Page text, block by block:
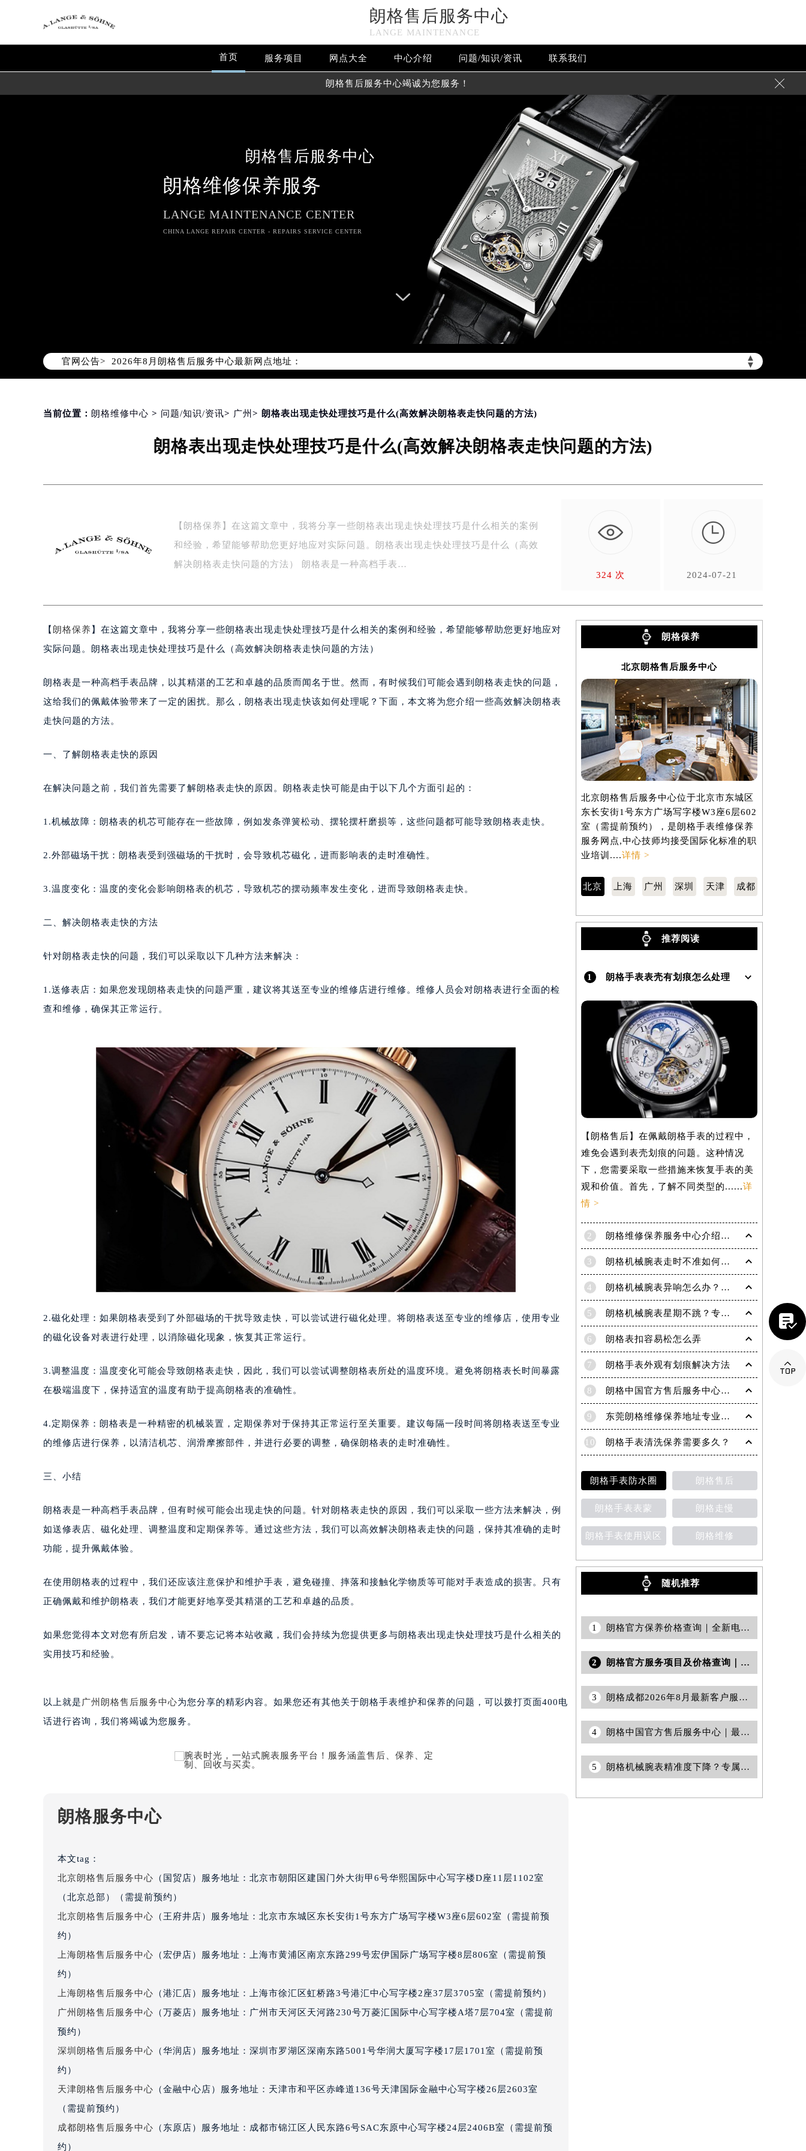
朗格售后服务中心
LANGE MAINTENANCE
首页 服务项目 网点大全 中心介绍 问题/知识/资讯 联系我们
朗格售后服务中心竭诚为您服务！ 
朗格售后服务中心
朗格维修保养服务
LANGE MAINTENANCE CENTER
CHINA LANGE REPAIR CENTER - REPAIRS SERVICE CENTER
官网公告> ▲
▼
朗格官方全国统一服务热线400-609-9509，服务覆盖中国大陆、香港、澳门、台湾全部区域（非大陆需加拨“+86”）
北京市朝阳区建国门外大街甲6号华熙国际中心写字楼D座11层1102室（北京总部）（需提前预约）
北京市东城区东长安街1号东方广场写字楼W3座6层602室（需提前预约）
上海市徐汇区虹桥路3号港汇中心写字楼2座37层3705室（需提前预约）
南京市秦淮区中山南路1号（新街口）南京中心写字楼22层C1-1室（需提前预约）
泰州市海陵区永定东路399号置地商务中心东塔写字楼（华润万象城）17层1706室（需提前预约）
宁波市江北区大闸南路500号来福士广场办公楼20层2009室（需提前预约）
杭州市上城区钱江路1366号华润大厦写字楼A座5层503-5室（需提前预约）
南昌市红谷滩新区红谷中大道998号绿地双子塔（中央广场）A1座办公楼14层07室（需提前预约）
济南市历下区经十路11111号华润中心写字楼（万象城）15层1508室（需提前预约）
广州市越秀区环市东路371-375号世界贸易中心大厦南塔写字楼15层07室（需提前预约）
深圳市罗湖区深南东路5001号华润大厦写字楼17层1701室（需提前预约）
福州市鼓楼区五四路128-1号恒力城写字楼15层03室（需提前预约）
重庆市江北区观音桥步行街2号融恒时代广场写字楼9层902室（需提前预约）
郑州市二七区铭功路10号华润大厦写字楼29层2905室（需提前预约）
沈阳市沈河区中街路137号亨得利名表服务中心（品牌授权店）1层整层（需提前预约）
乌鲁木齐市天山区红山路26号时代广场（CCMALL）C座17层17-B（需提前预约）
哈尔滨市道里区友谊西路600号富力中心T2座写字楼29层03室（需提前预约）
佛山市禅城区季华五路57号万科金融中心C座12层1205室（需提前预约）
无锡市梁溪区人民中路139号恒隆广场写字楼1座11层1104室（需提前预约）
苏州市苏州工业园区星港街199号苏州中心办公楼C座22层08室（需提前预约）
南宁市青秀区金湖路59号地王大厦12楼1224室（需提前预约）
合肥市蜀山区潜山路111号万象城华润大厦B座12楼03室（需提前预约）
泉州市丰泽区宝洲路729号浦西万达中心写字楼A座7楼709室（需提前预约）
青岛市南区山东路6号华润大厦B座22层04室（需提前预约）
烟台市芝罘区胜利路139号万达金融中心A座907室（需提前预约）
长春市朝阳区西安大路727号中银大厦A座(旺进大厦)18层09室（需提前预约）
贵阳市南明区都司高架桥路33号亨特国际金融中心14楼14D（需提前预约）
昆明市盘龙区北京路928号同德昆明广场写字楼10层06室（需提前预约）
石家庄市长安区中山东路39号勒泰中心写字楼B座13层07室（需提前预约）
西安市碑林区南关正街88号华侨城长安国际中心E座6楼10室（需提前预约）
海口市龙华区金贸东路5号海口华润大厦B座17层1707室（需提前预约）
唐山市路南区新华东道100号万达广场写字楼A座10层1002室（需提前预约）
台州市椒江区东海大道1800号腾达中心东1幢20楼2002室（需提前预约）
内蒙古自治区呼和浩特市玉泉区大学西街70号华润万象城写字楼（鄂尔多斯大厦）23层2326室（需提前预约）
甘肃省兰州市七里河区西津西路16号兰州中心写字楼21层2102室（需提前预约）
黑龙江省大庆市萨尔图区会战大街朗格售后服务中心（需提前预约）
黑龙江省鹤岗市向阳区红军路朗格售后服务中心（需提前预约）
黑龙江省鸡西市鸡冠区红军路朗格售后服务中心（需提前预约）
黑龙江省佳木斯市向阳区长安路朗格售后服务中心（需提前预约）
黑龙江省七台河市桃山区大同街朗格售后服务中心（需提前预约）
黑龙江省齐齐哈尔市龙沙区龙华路朗格售后服务中心（需提前预约）
吉林省白城市洮北区明仁南街朗格售后服务中心（需提前预约）
吉林省辽源市龙山区人民大街朗格售后服务中心（需提前预约）
吉林省四平市铁东区紫气大路与南九经街交汇处朗格售后服务中心（需提前预约）
吉林省松原市宁江区五环大街朗格售后服务中心（需提前预约）
吉林省延边市延吉市解放路朗格售后服务中心（需提前预约）
辽宁省鞍山市铁东区站前街朗格售后服务中心（需提前预约）
辽宁省丹东市振兴区七经街朗格售后服务中心（需提前预约）
辽宁省抚顺市新抚区东一路朗格售后服务中心（需提前预约）
辽宁省葫芦岛市连山区中央路朗格售后服务中心（需提前预约）
辽宁省盘锦市兴隆台区石油大街朗格售后服务中心（需提前预约）
辽宁省铁岭市银州区南马路朗格售后服务中心（需提前预约）
辽宁省沈阳市沈河区中街路83号亨得利名表维修授权店1楼朗格售后服务中心（需提前预约）
河北省保定市竞秀区朝阳北大街北国先天下朗格售后服务中心（需提前预约）
内蒙古自治区巴彦淖尔市临河区新华街朗格售后服务中心（需提前预约）
内蒙古自治区赤峰市红山区哈达街朗格售后服务中心（需提前预约）
内蒙古自治区鄂尔多斯市东胜区伊金霍洛街朗格售后服务中心（需提前预约）
内蒙古自治区乌海市海勃湾区人民南路朗格售后服务中心（需提前预约）
内蒙古自治区锡林郭勒盟市锡林浩特市光明街与额尔敦路交叉口朗格售后服务中心（需提前预约）
内蒙古自治区兴安盟市乌兰浩特市兴安大街朗格售后服务中心（需提前预约）
山西省大同市平城区迎宾街朗格售后服务中心（需提前预约）
当前位置： 朗格维修中心 > 问题/知识/资讯> 广州 > 朗格表出现走快处理技巧是什么(高效解决朗格表走快问题的方法)
朗格表出现走快处理技巧是什么(高效解决朗格表走快问题的方法)
【朗格保养】在这篇文章中，我将分享一些朗格表出现走快处理技巧是什么相关的案例
和经验，希望能够帮助您更好地应对实际问题。朗格表出现走快处理技巧是什么（高效
解决朗格表走快问题的方法） 朗格表是一种高档手表…
324 次

2024-07-21
【 朗格保养 】在这篇文章中，我将分享一些朗格表出现走快处理技巧是什么相关的案例和经验，希望能够帮助您更好地应对
实际问题。朗格表出现走快处理技巧是什么（高效解决朗格表走快问题的方法）
朗格表是一种高档手表品牌，以其精湛的工艺和卓越的品质而闻名于世。然而，有时候我们可能会遇到朗格表走快的问题，
这给我们的佩戴体验带来了一定的困扰。那么，朗格表出现走快该如何处理呢？下面，本文将为您介绍一些高效解决朗格表
走快问题的方法。
一、了解朗格表走快的原因
在解决问题之前，我们首先需要了解朗格表走快的原因。朗格表走快可能是由于以下几个方面引起的：
1.机械故障：朗格表的机芯可能存在一些故障，例如发条弹簧松动、摆轮摆杆磨损等，这些问题都可能导致朗格表走快。
2.外部磁场干扰：朗格表受到强磁场的干扰时，会导致机芯磁化，进而影响表的走时准确性。
3.温度变化：温度的变化会影响朗格表的机芯，导致机芯的摆动频率发生变化，进而导致朗格表走快。
二、解决朗格表走快的方法
针对朗格表走快的问题，我们可以采取以下几种方法来解决：
1.送修表店：如果您发现朗格表走快的问题严重，建议将其送至专业的维修店进行维修。维修人员会对朗格表进行全面的检
查和维修，确保其正常运行。
2.磁化处理：如果朗格表受到了外部磁场的干扰导致走快，可以尝试进行磁化处理。将朗格表送至专业的维修店，使用专业
的磁化设备对表进行处理，以消除磁化现象，恢复其正常运行。
3.调整温度：温度变化可能会导致朗格表走快，因此，我们可以尝试调整朗格表所处的温度环境。避免将朗格表长时间暴露
在极端温度下，保持适宜的温度有助于提高朗格表的准确性。
4.定期保养：朗格表是一种精密的机械装置，定期保养对于保持其正常运行至关重要。建议每隔一段时间将朗格表送至专业
的维修店进行保养，以清洁机芯、润滑摩擦部件，并进行必要的调整，确保朗格表的走时准确性。
三、小结
朗格表是一种高档手表品牌，但有时候可能会出现走快的问题。针对朗格表走快的原因，我们可以采取一些方法来解决，例
如送修表店、磁化处理、调整温度和定期保养等。通过这些方法，我们可以高效解决朗格表走快的问题，保持其准确的走时
功能，提升佩戴体验。
在使用朗格表的过程中，我们还应该注意保护和维护手表，避免碰撞、摔落和接触化学物质等可能对手表造成的损害。只有
正确佩戴和维护朗格表，我们才能更好地享受其精湛的工艺和卓越的品质。
如果您觉得本文对您有所启发，请不要忘记将本站收藏，我们会持续为您提供更多与朗格表出现走快处理技巧是什么相关的
实用技巧和经验。
以上就是 广州朗格售后服务中心为您分享的精彩内容。如果您还有其他关于朗格手表维护和保养的问题，可以拨打页面400电
话进行咨询，我们将竭诚为您服务。
朗格服务中心
本文tag：
北京朗格售后服务中心 （国贸店）服务地址：北京市朝阳区建国门外大街甲6号华熙国际中心写字楼D座11层1102室
（北京总部）（需提前预约）
北京朗格售后服务中心 （王府井店）服务地址：北京市东城区东长安街1号东方广场写字楼W3座6层602室（需提前预
约）
上海朗格售后服务中心 （宏伊店）服务地址：上海市黄浦区南京东路299号宏伊国际广场写字楼8层806室（需提前预
约）
上海朗格售后服务中心 （港汇店）服务地址：上海市徐汇区虹桥路3号港汇中心写字楼2座37层3705室（需提前预约）
广州朗格售后服务中心 （万菱店）服务地址：广州市天河区天河路230号万菱汇国际中心写字楼A塔7层704室（需提前
预约）
深圳朗格售后服务中心 （华润店）服务地址：深圳市罗湖区深南东路5001号华润大厦写字楼17层1701室（需提前预
约）
天津朗格售后服务中心 （金融中心店）服务地址：天津市和平区赤峰道136号天津国际金融中心写字楼26层2603室
（需提前预约）
成都朗格售后服务中心 （东原店）服务地址：成都市锦江区人民东路6号SAC东原中心写字楼24层2406B室（需提前预
约）
朗格保养
北京朗格售后服务中心
北京朗格售后服务中心位于北京市东城区
东长安街1号东方广场写字楼W3座6层602
室（需提前预约），是朗格手表维修保养
服务网点,中心技师均接受国际化标准的职
业培训....详情 >
北京 上海 广州 深圳 天津 成都
推荐阅读
1 朗格手表表壳有划痕怎么处理
【朗格售后】在佩戴朗格手表的过程中，
难免会遇到表壳划痕的问题。这种情况
下，您需要采取一些措施来恢复手表的美
观和价值。首先，了解不同类型的......详
情 >
2 朗格维修保养服务中心介绍 | Lange
3 朗格机械腕表走时不准如何精密修复？专业解析排除石英因素
4 朗格机械腕表异响怎么办？专业解决高端名表走时杂音
5 朗格机械腕表星期不跳？专业解决方法助您精准计时
6 朗格表扣容易松怎么弄
7 朗格手表外观有划痕解决方法
8 朗格中国官方售后服务中心｜全新地址及服务热线权威信息声明（2026年6月最新）
9 东莞朗格维修保养地址专业售后服务中心权威公示（2026年7月最新）
10 朗格手表清洗保养需要多久？
朗格手表防水圈 朗格售后
朗格手表表蒙 朗格走慢
朗格手表使用误区 朗格维修
随机推荐
1 朗格官方保养价格查询｜全新电话和维修地址权威信息公告（2026年7月最新）
2 朗格官方服务项目及价格查询｜地址与客户服务热线权威信息公告（2026年7月最新）
3 朗格成都2026年8月最新客户服务热线与官方售后地址通知
4 朗格中国官方售后服务中心｜最新热线和全部维修地址权威信息公告（2026年7月最新）
5 朗格机械腕表精准度下降？专属修复指南，排除石英困扰

